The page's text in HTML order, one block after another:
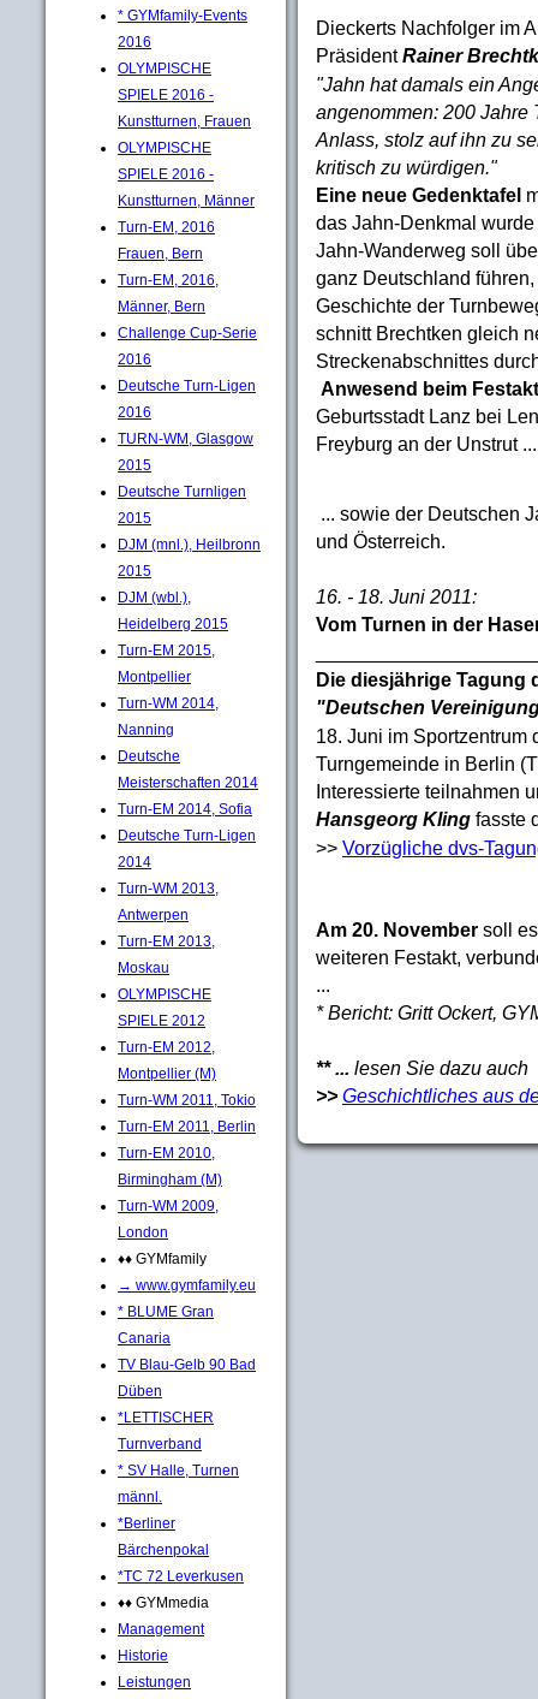
* GYMfamily-Events
2016
OLYMPISCHE
SPIELE 2016 -
Kunstturnen, Frauen
OLYMPISCHE
SPIELE 2016 -
Kunstturnen, Männer
Turn-EM, 2016
Frauen, Bern
Turn-EM, 2016,
Männer, Bern
Challenge Cup-Serie
2016
Deutsche Turn-Ligen
2016
TURN-WM, Glasgow
2015
Deutsche Turnligen
2015
DJM (mnl.), Heilbronn
2015
DJM (wbl.),
Heidelberg 2015
Turn-EM 2015,
Montpellier
Turn-WM 2014,
Nanning
Deutsche
Meisterschaften 2014
Turn-EM 2014, Sofia
Deutsche Turn-Ligen
2014
Turn-WM 2013,
Antwerpen
Turn-EM 2013,
Moskau
OLYMPISCHE
SPIELE 2012
Turn-EM 2012,
Montpellier (M)
Turn-WM 2011, Tokio
Turn-EM 2011, Berlin
Turn-EM 2010,
Birmingham (M)
Turn-WM 2009,
London
♦♦ GYMfamily
→ www.gymfamily.eu
* BLUME Gran
Canaria
TV Blau-Gelb 90 Bad
Düben
*LETTISCHER
Turnverband
* SV Halle, Turnen
männl.
*Berliner
Bärchenpokal
*TC 72 Leverkusen
♦♦ GYMmedia
Management
Historie
Leistungen
Dieckerts Nachfolger im
PräsidentRainer
"Jahn hat damals ein
angenommen: 200 Jahre
Anlass, stolz auf ihn zu
kritisch zu würdigen."
Eine neue Gedenktafel
das Jahn-Denkmal
Jahn-Wanderweg soll
ganz Deutschland
Geschichte der
schnitt Brechtken gleich
Streckenabschnittes
Anwesend beim Festakt
Geburtsstadt Lanz bei
Freyburg an der Unstrut ...
... sowie der Deutschen
und Österreich.
16. - 18. Juni 2011:
Vom Turnen in der
Die diesjährige Tagung
"Deutschen
18. Juni im Sportzentrum
Turngemeinde in Berlin
Interessierte teilnahmen
Hansgeorg Kling fasste
>> Vorzügliche dvs-
Am 20. November soll
weiteren Festakt,
...
* Bericht: Gritt Ockert,
** ... lesen Sie dazu auch
>> Geschichtliches aus